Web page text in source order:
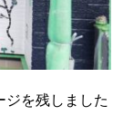
ジを残しました